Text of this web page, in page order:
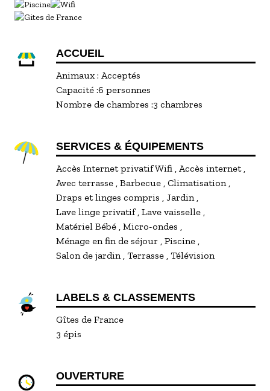
équipement sportif ainsi qu'une place de
parking privative sont à votre disposition,
Stationnement facile.
ACCUEIL
Animaux : Acceptés
Capacité :6 personnes
Nombre de chambres :3 chambres
SERVICES & ÉQUIPEMENTS
Accès Internet privatif Wifi Accès internet
Avec terrasse Barbecue Climatisation
Draps et linges compris
Jardin
Lave linge privatif Lave vaisselle
Matériel Bébé Micro-ondes
Ménage en fin de séjour Piscine
Salon de jardin Terrasse Télévision
LABELS & CLASSEMENTS
Gîtes de France
3 épis
OUVERTURE